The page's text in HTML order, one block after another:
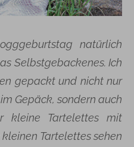
natürlich
Selbstgebackenes. Ich
gepackt und nicht nur
Gepäck, sondern auch
kleine Tartelettes mit
Tartelettes sehen